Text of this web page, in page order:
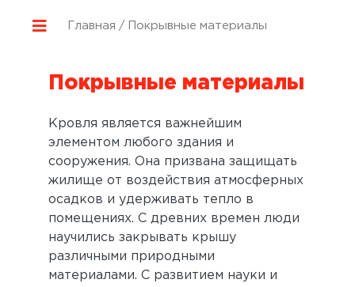
Главная / Покрывные материалы
Покрывные материалы
Кровля является важнейшим
элементом любого здания и
сооружения. Она призвана защищать
жилище от воздействия атмосферных
осадков и удерживать тепло в
помещениях. С древних времен люди
научились закрывать крышу
различными природными
материалами. С развитием науки и